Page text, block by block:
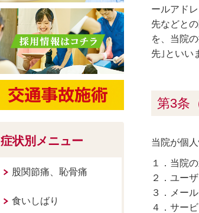
ールアド
先などと
を、当院
先｣といい
第3条
当院が個
１．当院
２．ユー
３．メー
４．サー
症状別メニュー
股関節痛、恥骨痛
食いしばり